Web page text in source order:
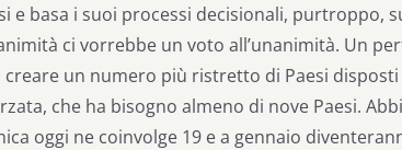
e basa i suoi processi decisionali, purtroppo,
ci vorrebbe un voto all’unanimità. Un
un numero più ristretto di Paesi disposti
che ha bisogno almeno di nove Paesi.
oggi ne coinvolge 19 e a gennaio